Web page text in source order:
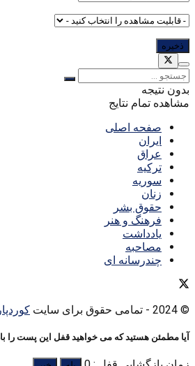
بدون نتیجه
مشاهده تمام نتایج
صفحه اصلی
ایران
عراق
ترکیه
سوریه
زنان
حقوق بشر
فرهنگ و هنر
یادداشت
مصاحبه
چندرسانه ای
© 2024 - تمامی حقوق برای سایت
آیا مطمئن هستید که می خواهید قفل این پست را